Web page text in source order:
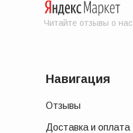
Навигация
Доставка и оплата
Отзывы
Читайте отзывы о нас